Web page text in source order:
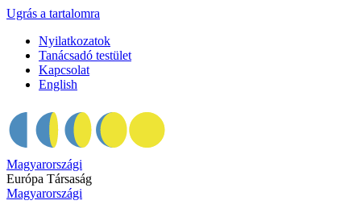
Ugrás a tartalomra
Nyilatkozatok
Tanácsadó testület
Kapcsolat
English
Magyarországi
Európa Társaság
Magyarországi